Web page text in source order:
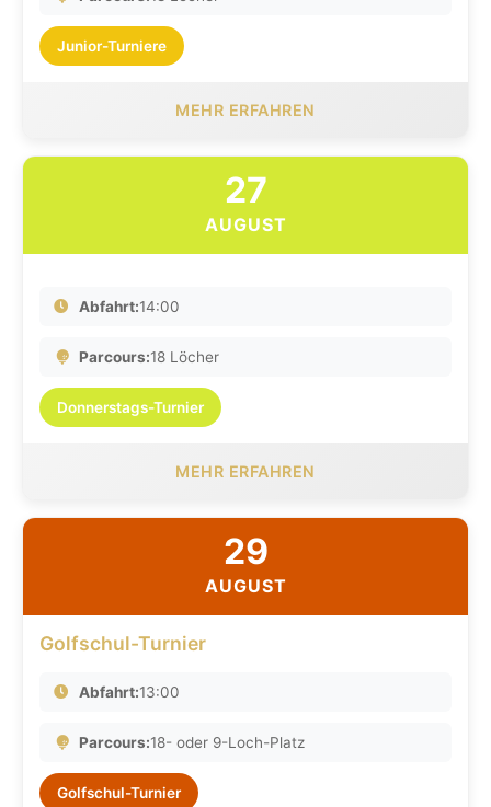
Junior-Turniere
MEHR ERFAHREN
27
AUGUST
Abfahrt:14:00
Parcours:18 Löcher
Donnerstags-Turnier
MEHR ERFAHREN
29
AUGUST
Golfschul-Turnier
Abfahrt:13:00
Parcours:18- oder 9-Loch-Platz
Golfschul-Turnier